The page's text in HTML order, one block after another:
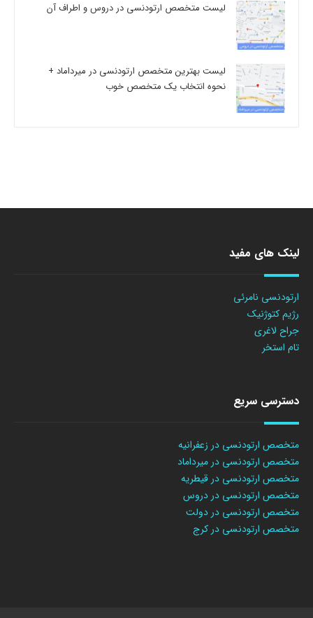
لیست متخصص ارتودنسی در دروس و اطراف آن
لیست بهترین متخصص ارتودنسی در میرداماد +
نحوه انتخاب یک متخصص خوب
لینک های مفید
ارتودنسی نامرئی
رژیم کتوژنیک
جراح لاغری
تام استخر
دسترسی سریع
متخصص ارتودنسی در زعفرانیه
متخصص ارتودنسی در میرداماد
متخصص ارتودنسی در قیطریه
متخصص ارتودنسی در دروس
متخصص ارتودنسی در دولت
متخصص ارتودنسی در کرج